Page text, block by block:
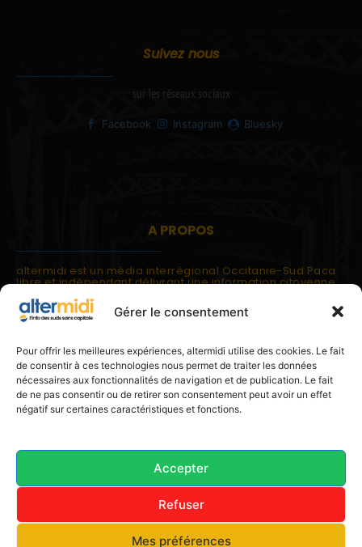
Gérer le consentement
Pour offrir les meilleures expériences, altermidi utilise des cookies. Le fait
de consentir à ces technologies nous permet de traiter les données
nécessaires aux fonctionnalités de navigation et de publication. Le fait
de ne pas consentir ou de retirer son consentement peut avoir un effet
négatif sur certaines caractéristiques et fonctions.
Accepter
Refuser
Mes préférences
Suivez nous
sur les réseaux sociaux
Facebook Instagram Bluesky
A PROPOS
altermidi est un média interrégional Occitanie-Sud Paca
libre et indépendant délivrant une information citoyenne
altermidi est ouvert sur les suds, la méditerranée,
l'europe.
altermidi aborde des thématiques globales évaluées à
partir des constats de terrain ou d'analyses à l'échelon
local.
altermidi c'est l'information capitale, sans capitale.
© 2025 altermidi.org - Les amis d'altermidi